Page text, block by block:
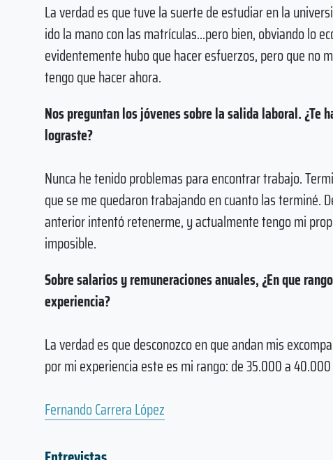
La verdad es que tuve la suerte de estudiar en la
ido la mano con las matrículas...pero bien, obviando lo
evidentemente hubo que hacer esfuerzos, pero que no
tengo que hacer ahora.
Nos preguntan los jóvenes sobre la salida laboral. ¿Te
lograste?
Nunca he tenido problemas para encontrar trabajo.
que se me quedaron trabajando en cuanto las terminé.
anterior intentó retenerme, y actualmente tengo mi
imposible.
Sobre salarios y remuneraciones anuales, ¿En que
experiencia?
La verdad es que desconozco en que andan mis
por mi experiencia este es mi rango: de 35.000 a
Fernando Carrera López